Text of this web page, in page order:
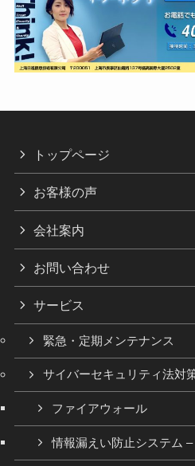
トップページ
お客様の声
会社案内
お問い合わせ
サービス
緊急・定期メンテナンス
サイバーセキュリティ法対
ファイアウォール
情報漏えい防止システム –